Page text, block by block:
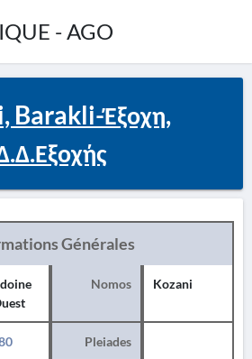
- AGO
Barakli-Έξοχη,
Générales
Nomos Kozani
Pleiades